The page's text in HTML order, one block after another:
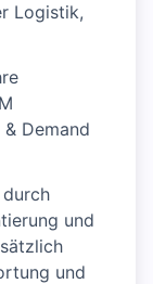
Logistik,
Demand
und
und